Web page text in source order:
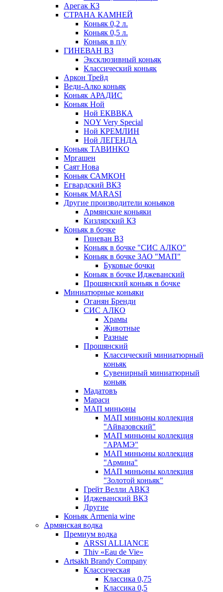
Арегак КЗ
СТРАНА КАМНЕЙ
Коньяк 0,2 л.
Коньяк 0,5 л.
Коньяк в п/у
ГИНЕВАН ВЗ
Эксклюзивный коньяк
Классический коньяк
Аркон Трейд
Веди-Алко коньяк
Коньяк АРАДИС
Коньяк Ной
Ной ЕКВВКА
NOY Very Special
Ной КРЕМЛИН
Ной ЛЕГЕНДА
Коньяк ТАВИНКО
Мргашен
Саят Нова
Коньяк САМКОН
Егвардский ВКЗ
Коньяк MARASI
Другие производители коньяков
Армянские коньяки
Кизлярский КЗ
Коньяк в бочке
Гиневан ВЗ
Коньяк в бочке "СИС АЛКО"
Коньяк в бочке ЗАО "МАП"
Буковые бочки
Коньяк в бочке Иджеванский
Прошянский коньяк в бочке
Миниатюрные коньяки
Оганян Бренди
СИС АЛКО
Храмы
Животные
Разные
Прошянский
Классический миниатюрный
коньяк
Сувенирный миниатюрный
коньяк
Мадатовъ
Мараси
МАП миньоны
МАП миньоны коллекция
"Айвазовский"
МАП миньоны коллекция
"АРАМЭ"
МАП миньоны коллекция
"Армина"
МАП миньоны коллекция
"Золотой коньяк"
Грейт Велли АВКЗ
Иджеванский ВКЗ
Другие
Коньяк Armenia wine
Армянская водка
Премиум водка
ARSSI ALLIANCE
Thiv «Eau de Vie»
Artsakh Brandy Company
Классическая
Классика 0,75
Классика 0,5